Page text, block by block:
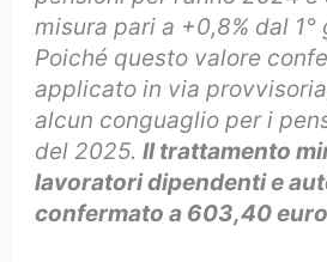
misura pari a +0,8% dal 1°
Poiché questo valore
applicato in via
alcun conguaglio per i
del 2025.Il trattamento
lavoratori dipendenti e
confermato a 603,40